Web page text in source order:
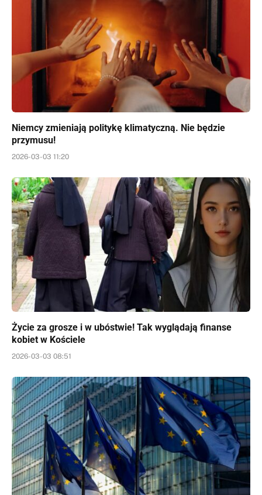
Niemcy zmieniają politykę klimatyczną. Nie będzie
przymusu!
2026-03-03 11:20
Życie za grosze i w ubóstwie! Tak wyglądają finanse
kobiet w Kościele
2026-03-03 08:51